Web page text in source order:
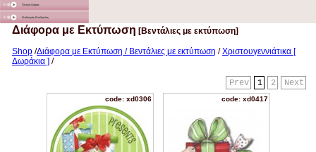
Γλειφιτζούρια
Στολισμός Εκκλησίας
Διάφορα με Εκτύπωση [Βεντάλιες με εκτύπωση]
Shop /Διάφορα με Εκτύπωση / Βεντάλιες με εκτύπωση /Χριστουγεννιάτικα [
Δωράκια ] /
Next
2
1
Prev
code: xd0306 code: xd0417